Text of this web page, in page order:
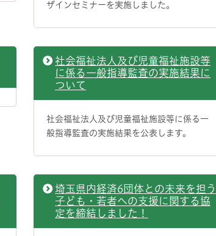
ザインセミナーを実施しました。
社会福祉法人及び児童福祉施設等
に係る一般指導監査の実施結果に
ついて
社会福祉法人及び児童福祉施設等に係る一
般指導監査の実施結果を公表します。
埼玉県内経済6団体との未来を担う
子ども・若者への支援に関する協
定を締結しました！